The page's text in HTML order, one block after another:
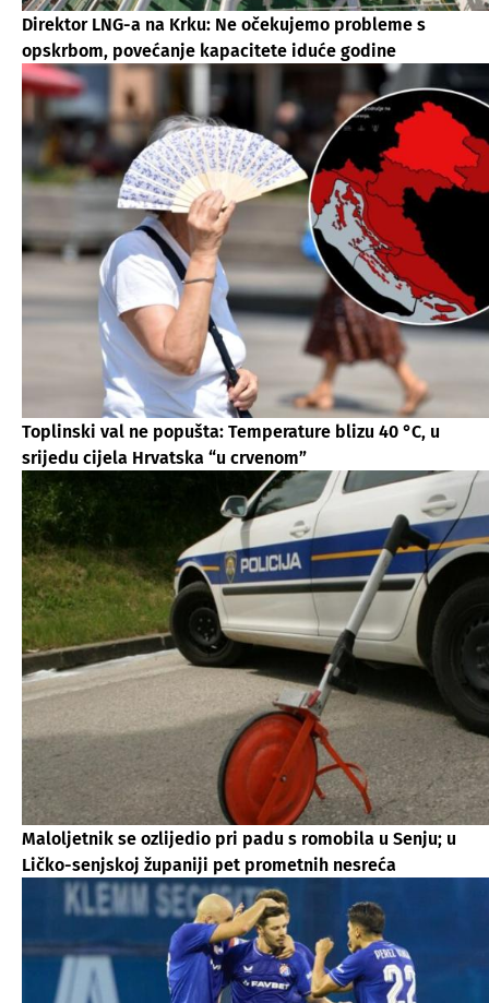
Direktor LNG-a na Krku: Ne očekujemo probleme s
opskrbom, povećanje kapacitete iduće godine
Toplinski val ne popušta: Temperature blizu 40 °C, u
srijedu cijela Hrvatska “u crvenom”
Maloljetnik se ozlijedio pri padu s romobila u Senju; u
Ličko-senjskoj županiji pet prometnih nesreća